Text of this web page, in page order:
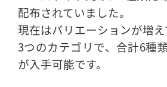
配布されていました。
現在はバリエーションが増え
3つのカテゴリで、合計6種
が入手可能です。